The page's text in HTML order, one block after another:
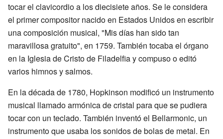
tocar el clavicordio a los diecisiete años. Se le considera
el primer compositor nacido en Estados Unidos en escribir
una composición musical, "Mis días han sido tan
maravillosa gratuito", en 1759. También tocaba el órgano
en la Iglesia de Cristo de Filadelfia y compuso o editó
varios himnos y salmos.
En la década de 1780, Hopkinson modificó un instrumento
musical llamado armónica de cristal para que se pudiera
tocar con un teclado. También inventó el Bellarmonic, un
instrumento que usaba los sonidos de bolas de metal. En